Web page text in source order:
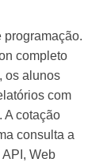
programação.
completo
os alunos
com
A cotação
consulta a
Web